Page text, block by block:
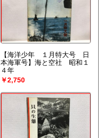
【海洋少年 １月特大号 日
本海軍号】海と空社 昭和１
４年
￥2,750